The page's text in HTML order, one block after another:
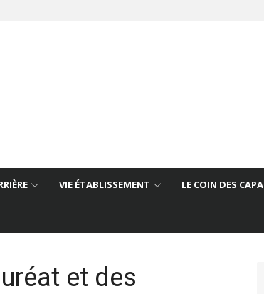
VIE ÉTABLISSEMENT LE COIN DES CAPA
et des